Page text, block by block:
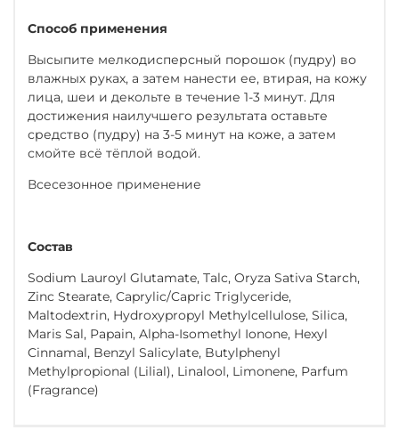
Способ применения
Высыпите мелкодисперсный порошок (пудру) во
влажных руках, а затем нанести ее, втирая, на кожу
лица, шеи и декольте в течение 1-3 минут. Для
достижения наилучшего результата оставьте
средство (пудру) на 3-5 минут на коже, а затем
смойте всё тёплой водой.
Всесезонное применение ⠀
Состав
Sodium Lauroyl Glutamate, Talc, Oryza Sativa Starch,
Zinc Stearate, Caprylic/Capric Triglyceride,
Maltodextrin, Hydroxypropyl Methylcellulose, Silica,
Maris Sal, Papain, Alpha-Isomethyl Ionone, Hexyl
Cinnamal, Benzyl Salicylate, Butylphenyl
Methylpropional (Lilial), Linalool, Limonene, Parfum
(Fragrance)